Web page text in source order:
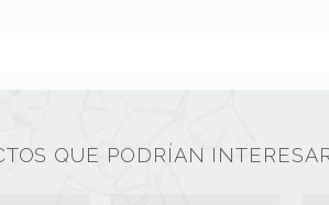
QUE PODRÍAN